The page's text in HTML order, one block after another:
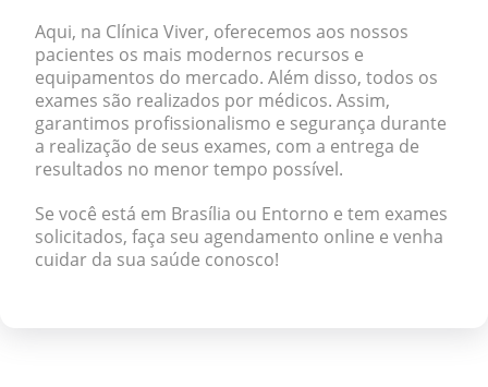
Aqui, na Clínica Viver, oferecemos aos nossos
pacientes os mais modernos recursos e
equipamentos do mercado. Além disso, todos os
exames são realizados por médicos. Assim,
garantimos profissionalismo e segurança durante
a realização de seus exames, com a entrega de
resultados no menor tempo possível.
Se você está em Brasília ou Entorno e tem exames
solicitados, faça seu agendamento online e venha
cuidar da sua saúde conosco!